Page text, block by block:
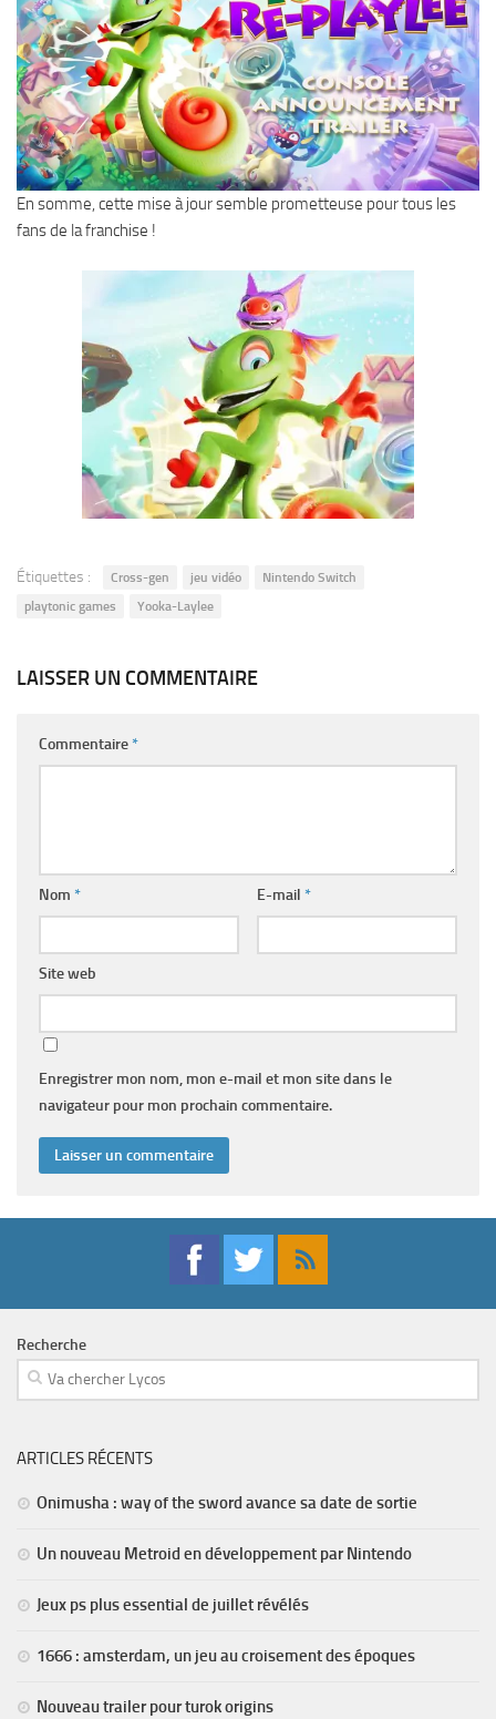
En somme, cette mise à jour semble prometteuse pour tous les
fans de la franchise !
Étiquettes : Cross-gen jeu vidéo
Nintendo Switch
playtonic games
Yooka-Laylee
LAISSER UN COMMENTAIRE
Commentaire*
Nom * E-mail *
Site web
Enregistrer mon nom, mon e-mail et mon site dans le
navigateur pour mon prochain commentaire.
Recherche
ARTICLES RÉCENTS
Onimusha : way of the sword avance sa date de sortie
Un nouveau Metroid en développement par Nintendo
Jeux ps plus essential de juillet révélés
1666 : amsterdam, un jeu au croisement des époques
Nouveau trailer pour turok origins